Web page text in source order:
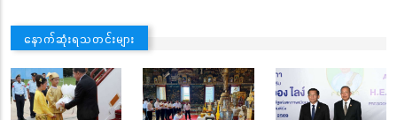
နောက်ဆုံးရသတင်းများ